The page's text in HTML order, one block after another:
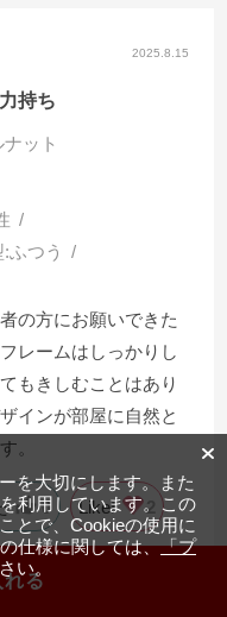
る
2025.8.15
持ち
ット
:ふつう
の方にお願いできた
レームはしっかりし
もきしむことはあり
インが部屋に自然と
。
0 Like! 2
を大切にします。また
利用しています。この
とで、Cookieの使用に
仕様に関しては、「プ
い。